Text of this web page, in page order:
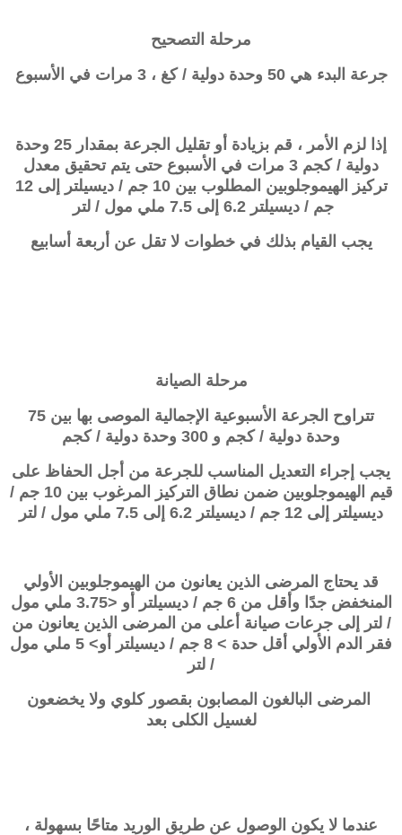
مرحلة التصحيح
جرعة البدء هي 50 وحدة دولية / كغ ، 3 مرات في الأسبوع
إذا لزم الأمر ، قم بزيادة أو تقليل الجرعة بمقدار 25 وحدة
دولية / كجم 3 مرات في الأسبوع حتى يتم تحقيق معدل
تركيز الهيموجلوبين المطلوب بين 10 جم / ديسيلتر إلى 12
جم / ديسيلتر 6.2 إلى 7.5 ملي مول / لتر
يجب القيام بذلك في خطوات لا تقل عن أربعة أسابيع
مرحلة الصيانة
تتراوح الجرعة الأسبوعية الإجمالية الموصى بها بين 75
وحدة دولية / كجم و 300 وحدة دولية / كجم
يجب إجراء التعديل المناسب للجرعة من أجل الحفاظ على
قيم الهيموجلوبين ضمن نطاق التركيز المرغوب بين 10 جم /
ديسيلتر إلى 12 جم / ديسيلتر 6.2 إلى 7.5 ملي مول / لتر
قد يحتاج المرضى الذين يعانون من الهيموجلوبين الأولي
المنخفض جدًا وأقل من 6 جم / ديسيلتر أو <3.75 ملي مول
/ لتر إلى جرعات صيانة أعلى من المرضى الذين يعانون من
فقر الدم الأولي أقل حدة > 8 جم / ديسيلتر أو> 5 ملي مول
/ لتر
المرضى البالغون المصابون بقصور كلوي ولا يخضعون
لغسيل الكلى بعد
عندما لا يكون الوصول عن طريق الوريد متاحًا بسهولة ،